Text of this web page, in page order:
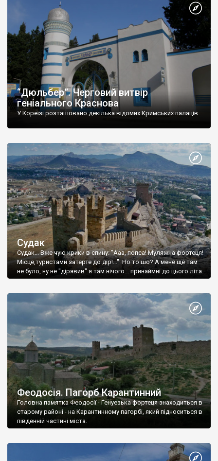
“Дюльбер”. Черговий витвір
геніального Краснова
У Кореїзі розташовано декілька відомих Кримських палаців.
Судак
Судак... Вже чую крики в спину: "Ааа, попса! Муляжна фортеця!
Місце,туристами затерте до дір!..." Но то шо? А мене ще там
не було, ну не "дірявив" я там нічого... принаймні до цього літа.
Феодосія. Пагорб Карантинний
Головна памятка Феодосії - Генуезька фортеця знаходиться в
старому районі - на Карантинному пагорбі, який підноситься в
південній частині міста.